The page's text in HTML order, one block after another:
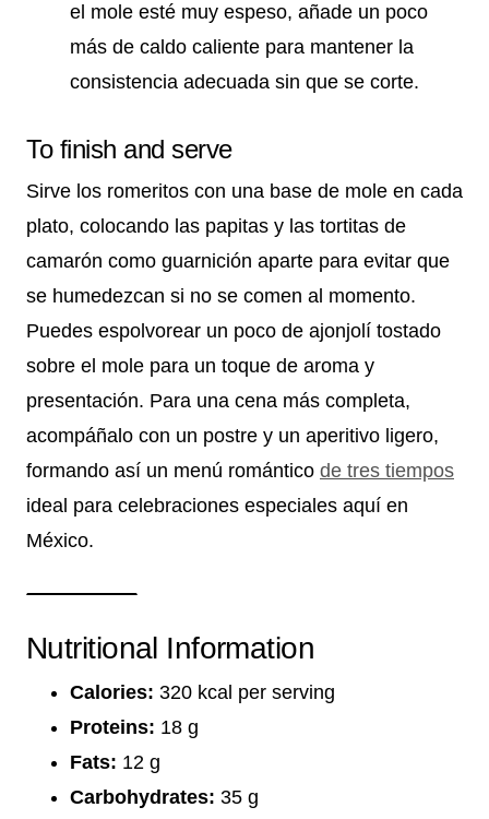
el mole esté muy espeso, añade un poco
más de caldo caliente para mantener la
consistencia adecuada sin que se corte.
To finish and serve
Sirve los romeritos con una base de mole en cada
plato, colocando las papitas y las tortitas de
camarón como guarnición aparte para evitar que
se humedezcan si no se comen al momento.
Puedes espolvorear un poco de ajonjolí tostado
sobre el mole para un toque de aroma y
presentación. Para una cena más completa,
acompáñalo con un postre y un aperitivo ligero,
formando así un menú romántico de tres tiempos
ideal para celebraciones especiales aquí en
México.
Nutritional Information
Calories: 320 kcal per serving
Proteins: 18 g
Fats: 12 g
Carbohydrates: 35 g